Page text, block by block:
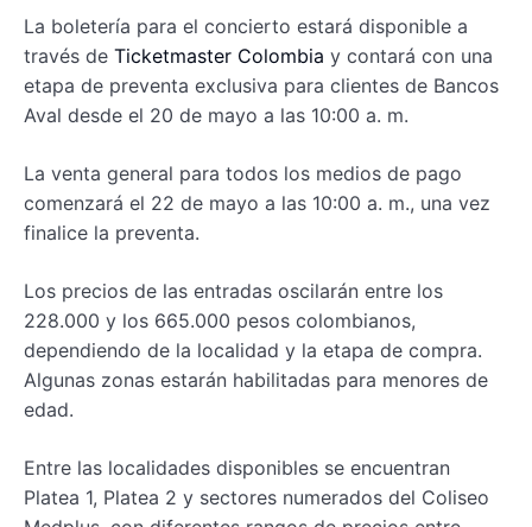
La boletería para el concierto estará disponible a
través de Ticketmaster Colombia y contará con una
etapa de preventa exclusiva para clientes de Bancos
Aval desde el 20 de mayo a las 10:00 a. m.
La venta general para todos los medios de pago
comenzará el 22 de mayo a las 10:00 a. m., una vez
finalice la preventa.
Los precios de las entradas oscilarán entre los
228.000 y los 665.000 pesos colombianos,
dependiendo de la localidad y la etapa de compra.
Algunas zonas estarán habilitadas para menores de
edad.
Entre las localidades disponibles se encuentran
Platea 1, Platea 2 y sectores numerados del Coliseo